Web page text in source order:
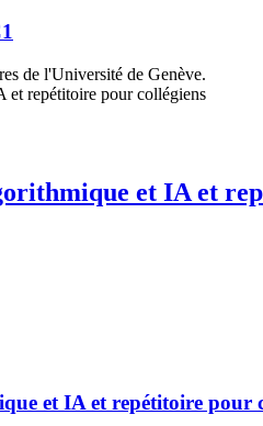
de l'Université de Genève.
et IA et
et IA et repétitoire pour